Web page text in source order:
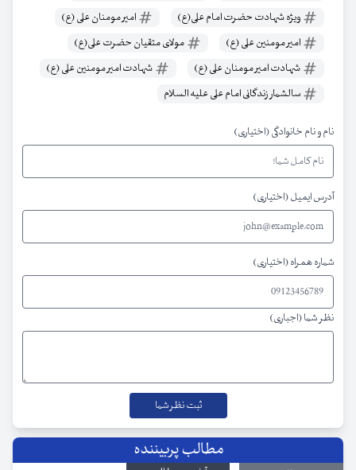
ویژه شهادت حضرت امام علی(ع)
امیر مومنان علی (ع)
امیر مومنین علی (ع)
مولای متقیان حضرت علی(ع)
شهادت امیر مومنان علی (ع)
شهادت امیر مومنین علی (ع)
سالشمار زندگانی امام علی علیه السلام
نام و نام خانوادگی (اختیاری)
آدرس ایمیل (اختیاری)
شماره همراه (اختیاری)
نظر شما (اجباری)
مطالب پربیننده